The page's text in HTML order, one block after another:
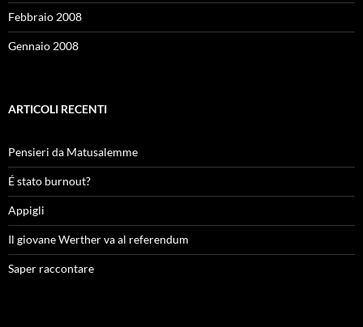
Febbraio 2008
Gennaio 2008
ARTICOLI RECENTI
Pensieri da Matusalemme
É stato burnout?
Appigli
Il giovane Werther va al referendum
Saper raccontare